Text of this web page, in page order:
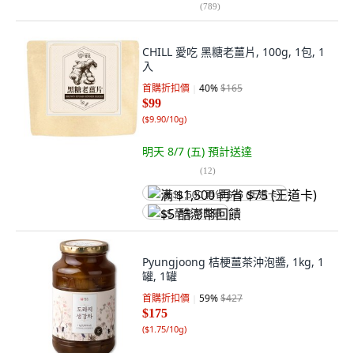
(789)
CHILL 愛吃 黑糖老薑片, 100g, 1包, 1
入
首購折扣價 40%$165
$99
($9.90/10g)
明天 8/7 (五) 預計送達
(12)
满 $1,500 再省 $75 (王道卡)
$5 酷澎幣回饋
Pyungjoong 桔梗薑茶沖泡醬, 1kg, 1
罐, 1罐
首購折扣價 59%$427
$175
($1.75/10g)